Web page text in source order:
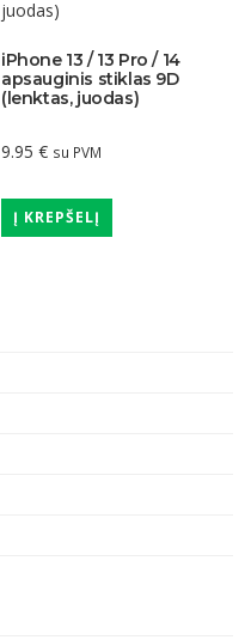
iPhone 13 / 13 Pro / 14
apsauginis stiklas 9D
(lenktas, juodas)
9.95 € su PVM
Į KREPŠELĮ